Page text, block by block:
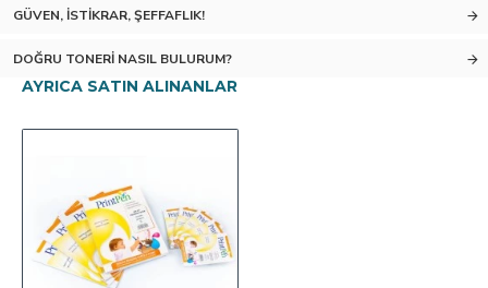
GÜVEN, İSTIKRAR, ŞEFFAFLIK!
DOĞRU TONERI NASIL BULURUM?
AYRICA SATIN ALINANLAR